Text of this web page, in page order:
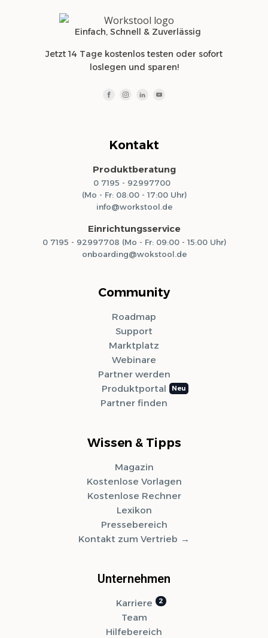
Einfach, Schnell & Zuverlässig
Jetzt 14 Tage kostenlos testen oder sofort
loslegen und sparen!
Kontakt
Produktberatung
0 7195 - 92997700
(Mo - Fr: 08:00 - 17:00 Uhr)
info@workstool.de
Einrichtungsservice
0 7195 - 92997708 (Mo - Fr: 09:00 - 15:00 Uhr)
onboarding@wokstool.de
Community
Roadmap
Support
Marktplatz
Webinare
Partner werden
Produktportal
Partner finden
Wissen & Tipps
Magazin
Kostenlose Vorlagen
Kostenlose Rechner
Lexikon
Pressebereich
Kontakt zum Vertrieb
Unternehmen
Karriere
Team
Hilfebereich